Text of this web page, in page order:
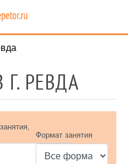
РЕВДА
Формат занятия